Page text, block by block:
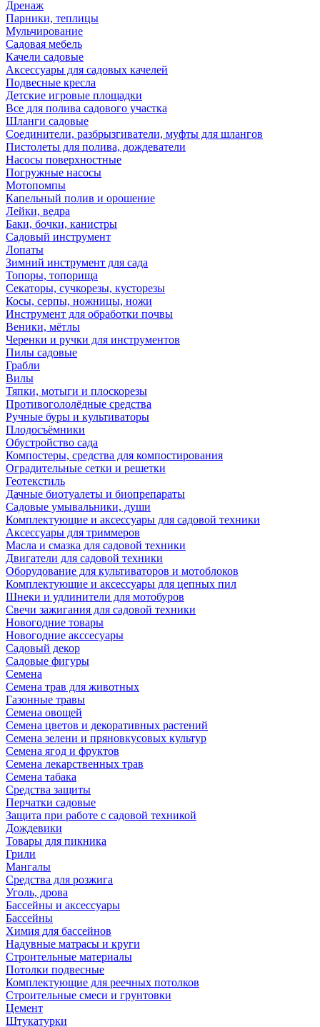
Дренаж
Парники, теплицы
Мульчирование
Садовая мебель
Качели садовые
Аксессуары для садовых качелей
Подвесные кресла
Детские игровые площадки
Все для полива садового участка
Шланги садовые
Соединители, разбрызгиватели, муфты для шлангов
Пистолеты для полива, дождеватели
Насосы поверхностные
Погружные насосы
Мотопомпы
Капельный полив и орошение
Лейки, ведра
Баки, бочки, канистры
Садовый инструмент
Лопаты
Зимний инструмент для сада
Топоры, топорища
Секаторы, сучкорезы, кусторезы
Косы, серпы, ножницы, ножи
Инструмент для обработки почвы
Веники, мётлы
Черенки и ручки для инструментов
Пилы садовые
Грабли
Вилы
Тяпки, мотыги и плоскорезы
Противогололёдные средства
Ручные буры и культиваторы
Плодосъёмники
Обустройство сада
Компостеры, средства для компостирования
Оградительные сетки и решетки
Геотекстиль
Дачные биотуалеты и биопрепараты
Садовые умывальники, души
Комплектующие и аксессуары для садовой техники
Аксессуары для триммеров
Масла и смазка для садовой техники
Двигатели для садовой техники
Оборудование для культиваторов и мотоблоков
Комплектующие и аксессуары для цепных пил
Шнеки и удлинители для мотобуров
Свечи зажигания для садовой техники
Новогодние товары
Новогодние акссесуары
Садовый декор
Садовые фигуры
Семена
Семена трав для животных
Газонные травы
Семена овощей
Семена цветов и декоративных растений
Семена зелени и пряновкусовых культур
Семена ягод и фруктов
Семена лекарственных трав
Семена табака
Средства защиты
Перчатки садовые
Защита при работе с садовой техникой
Дождевики
Товары для пикника
Грили
Мангалы
Средства для розжига
Уголь, дрова
Бассейны и аксессуары
Бассейны
Химия для бассейнов
Надувные матрасы и круги
Строительные материалы
Потолки подвесные
Комплектующие для реечных потолков
Строительные смеси и грунтовки
Цемент
Штукатурки